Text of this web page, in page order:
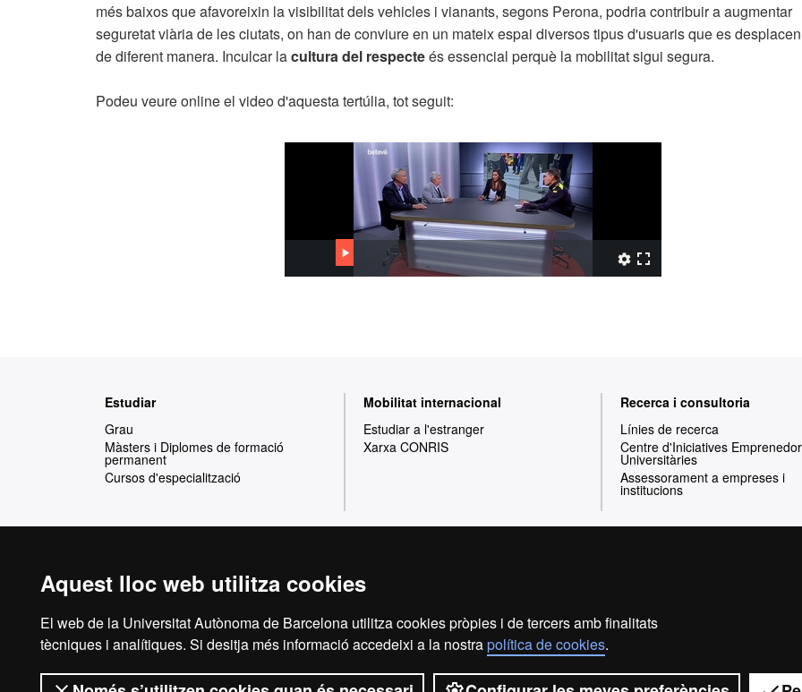
Aquest lloc web utilitza cookies
El web de la Universitat Autònoma de Barcelona utilitza cookies pròpies i de tercers amb finalitats
tècniques i analítiques. Si desitja més informació accedeixi a la nostrapolítica de cookies.
més baixos que afavoreixin la visibilitat dels vehicles i vianants, segons Perona, podria contribuir a augmentar
seguretat viària de les ciutats, on han de conviure en un mateix espai diversos tipus d'usuaris que es desplacen
de diferent manera. Inculcar lacultura del respecteés essencial perquè la mobilitat sigui segura.
Podeu veure online el video d'aquesta tertúlia, tot seguit:
Estudiar
Grau
Màsters i Diplomes de formació
permanent
Cursos d'especialització
Mobilitat internacional
Estudiar a l'estranger
Xarxa CONRIS
Recerca i consultoria
Línies de recerca
Centre d'Iniciatives
Universitàries
Assessorament a empreses i
institucions
Reconeixement internacional de l'excel·lència
HR
Som una universitat capdavantera que imparteix una
i flexible, ajustada a les necessitats de la societat
recerca.